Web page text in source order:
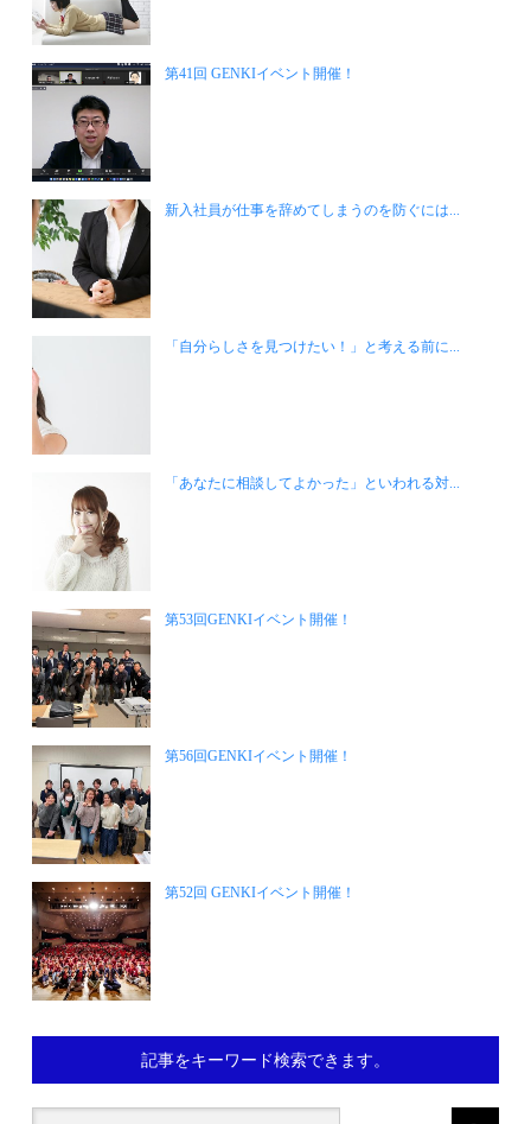
第41回 GENKIイベント開催！
新入社員が仕事を辞めてしまうのを防ぐには...
「自分らしさを見つけたい！」と考える前に...
「あなたに相談してよかった」といわれる対...
第53回GENKIイベント開催！
第56回GENKIイベント開催！
第52回 GENKIイベント開催！
記事をキーワード検索できます。